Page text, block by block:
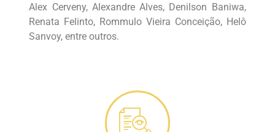
Alex Cerveny, Alexandre Alves, Denilson Baniwa,
Renata Felinto, Rommulo Vieira Conceição, Helô
Sanvoy, entre outros.